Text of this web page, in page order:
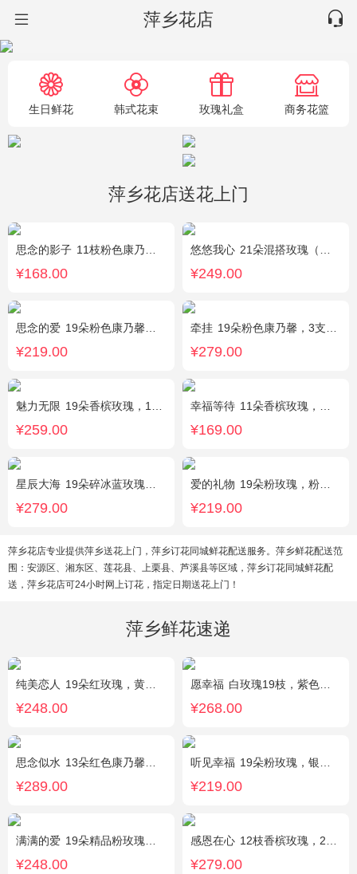
萍乡花店
生日鲜花 韩式花束 玫瑰礼盒 商务花篮
萍乡花店送花上门
思念的影子 11枝粉色康乃馨，黄莺、勿忘我间插点缀
¥168.00
悠悠我心 21朵混搭玫瑰（粉玫瑰+紫玫瑰），绿叶搭配
¥249.00
思念的爱 19朵粉色康乃馨，尤加利搭配
¥219.00
牵挂 19朵粉色康乃馨，3支多头粉百合，黄莺搭配
¥279.00
魅力无限 19朵香槟玫瑰，1枝多头白百合，桔梗、小花、绿叶搭配
¥259.00
幸福等待 11朵香槟玫瑰，桔梗、满天星、绿叶搭配
¥169.00
星辰大海 19朵碎冰蓝玫瑰，尤加利绿叶搭配
¥279.00
爱的礼物 19朵粉玫瑰，粉色满天星搭配
¥219.00
萍乡花店专业提供萍乡送花上门，萍乡订花同城鲜花配送服务。萍乡鲜花配送范
围：安源区、湘东区、莲花县、上栗县、芦溪县等区域，萍乡订花同城鲜花配
送，萍乡花店可24小时网上订花，指定日期送花上门！
萍乡鲜花速递
纯美恋人 19朵红玫瑰，黄莺、满天星、绿叶适量点缀
¥248.00
愿幸福 白玫瑰19枝，紫色勿忘我围绕。
¥268.00
思念似水 13朵红色康乃馨，5朵粉玫瑰，粉色洋桔梗、红豆、尤加利搭配
¥289.00
听见幸福 19朵粉玫瑰，银叶菊间插，搭配满天星
¥219.00
满满的爱 19朵精品粉玫瑰，搭配适量紫色勿忘我间插。
¥248.00
感恩在心 12枝香槟玫瑰，2枝向日葵，搭配白色满天星、尤加利叶
¥279.00